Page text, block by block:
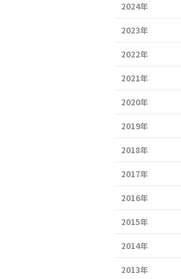
2024年
2023年
2022年
2021年
2020年
2019年
2018年
2017年
2016年
2015年
2014年
2013年